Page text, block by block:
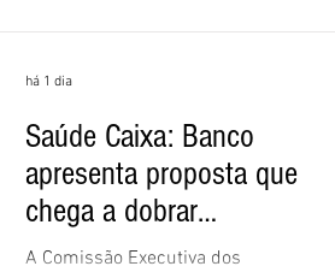
Saúde Caixa: Banco
apresenta proposta que
chega a dobrar
mensalidade
A Comissão Executiva dos
há 1 dia